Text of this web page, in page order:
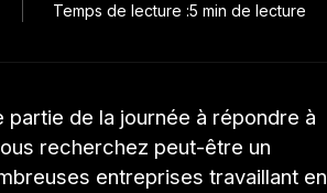
Temps de lecture :5 min de lecture
de la journée à répondre à
recherchez peut-être un
entreprises travaillant en